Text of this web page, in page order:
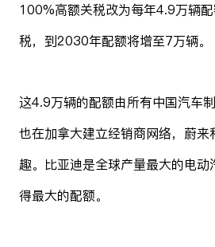
100%高额关税改为每年4.9万辆
税，到2030年配额将增至7万辆。
这4.9万辆的配额由所有中国汽车
也在加拿大建立经销商网络，蔚
趣。比亚迪是全球产量最大的电动
得最大的配额。